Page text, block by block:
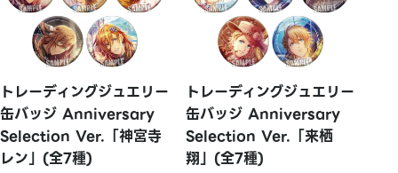
トレーディングジュエリー
缶バッジ Anniversary
Selection Ver.「神宮寺
レン」(全7種)
トレーディングジュエリー
缶バッジ Anniversary
Selection Ver.「来栖
翔」(全7種)